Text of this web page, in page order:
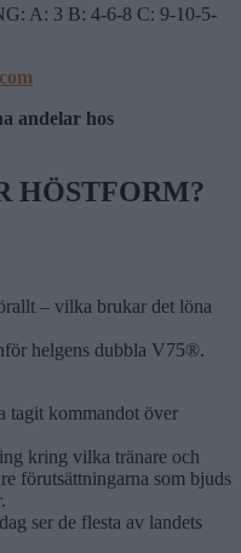
A: 3 B: 4-6-8 C: 9-10-5-
andelar hos
HÖSTFORM?
– vilka brukar det löna
helgens dubbla V75®.
tagit kommandot över
kring vilka tränare och
förutsättningarna som bjuds
ser de flesta av landets